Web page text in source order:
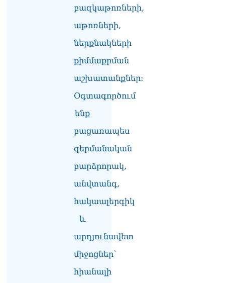
բազկաթոռների,
աթոռների,
ներքնակների
քիմմաքրման
աշխատանքներ:
Օգտագործում
ենք
բացառապես
գերմանական
բարձրորակ,
անվտանգ,
հակաալերգիկ
և
արդյունավետ
միջոցներ՝
հիանալի
պաշտպանության գործը․
Մարիաննա
լուծենք, ասեք՝ մի քանի
ամսվա մեջ ՀՀ-ն 29 800-ից
ո՞նց դարձավ 29 743 քկմ
06.08.2026
Դավիթ Իշխանյան
06.08.2026
ՏԵՍԱՆՅՈւԹ․ Աբսուրդ
կարող է միջամտել
էլ ասում են՝ չի կատարվում